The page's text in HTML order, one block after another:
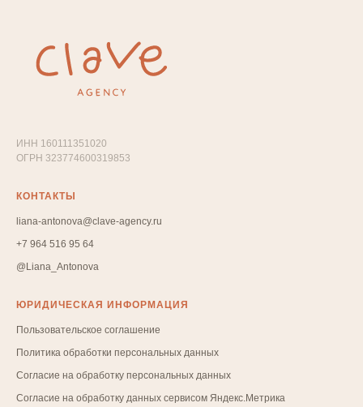
ИНН 160111351020
ОГРН 323774600319853
КОНТАКТЫ
liana-antonova@clave-agency.ru
+7 964 516 95 64
@Liana_Antonova
ЮРИДИЧЕСКАЯ ИНФОРМАЦИЯ
Пользовательское соглашение
Политика обработки персональных данных
Согласие на обработку персональных данных
Согласие на обработку данных сервисом Яндекс.Метрика